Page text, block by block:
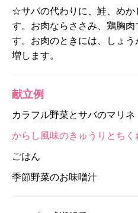
☆サバの代わりに、鮭、めか
す。お肉ならささみ、鶏胸肉
す。お肉のときには、しょ
増します。
献立例
カラフル野菜とサバのマリネ
からし風味のきゅうりとちく
ごはん
季節野菜のお味噌汁